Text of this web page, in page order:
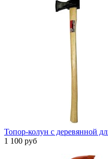
Топор-колун с деревянной
1 100 руб